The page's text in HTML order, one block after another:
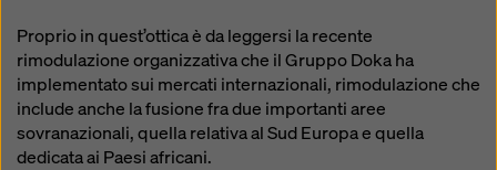
Proprio in quest’ottica è da leggersi la recente
rimodulazione organizzativa che il Gruppo Doka ha
implementato sui mercati internazionali, rimodulazione che
include anche la fusione fra due importanti aree
sovranazionali, quella relativa al Sud Europa e quella
dedicata ai Paesi africani.